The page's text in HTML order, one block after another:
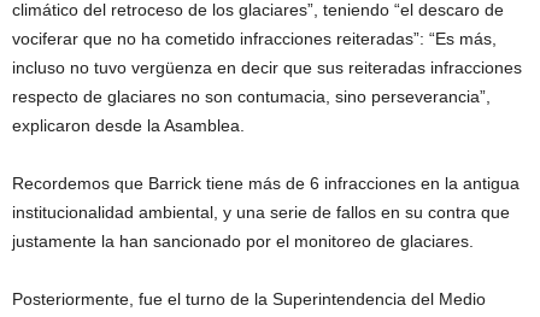
climático del retroceso de los glaciares”, teniendo “el descaro de
vociferar que no ha cometido infracciones reiteradas”: “Es más,
incluso no tuvo vergüenza en decir que sus reiteradas infracciones
respecto de glaciares no son contumacia, sino perseverancia”,
explicaron desde la Asamblea.
Recordemos que Barrick tiene más de 6 infracciones en la antigua
institucionalidad ambiental, y una serie de fallos en su contra que
justamente la han sancionado por el monitoreo de glaciares.
Posteriormente, fue el turno de la Superintendencia del Medio